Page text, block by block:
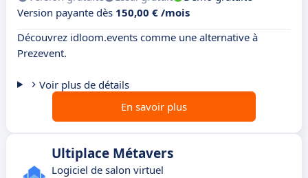
Version payante dès 150,00 € /mois
Découvrez idloom.events comme une alternative à
Prezevent.
Voir plus de détails
En savoir plus
Ultiplace Métavers
Logiciel de salon virtuel